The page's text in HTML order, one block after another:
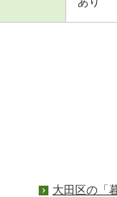
大田区の「